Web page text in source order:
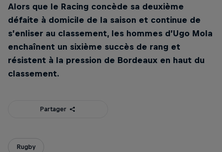
Alors que le Racing concède sa deuxième
défaite à domicile de la saison et continue de
s’enliser au classement, les hommes d’Ugo Mola
enchaînent un sixième succès de rang et
résistent à la pression de Bordeaux en haut du
classement.
Partager
Rugby